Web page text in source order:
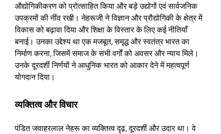
औद्योगिकीकरण को प्रोत्साहित किया और बड़े उद्योगों एवं सार्वजनिक
उपक्रमों की नींव रखी। नेहरूजी ने विज्ञान और प्रौद्योगिकी के क्षेत्र में
विकास को बढ़ावा दिया और शिक्षा के विस्तार के लिए कई नीतियाँ
बनाई। उनका उद्देश्य था एक मजबूत, समृद्ध और स्वतंत्र भारत का
निर्माण करना, जिसमें समाज के सभी वर्गों को अवसर और न्याय मिले।
उनके दूरदर्शी निर्णयों ने आधुनिक भारत को आकार देने में महत्वपूर्ण
योगदान दिया।
व्यक्तित्व और विचार
पंडित जवाहरलाल नेहरू का व्यक्तित्व दृढ़, दूरदर्शी और उदार था। वे